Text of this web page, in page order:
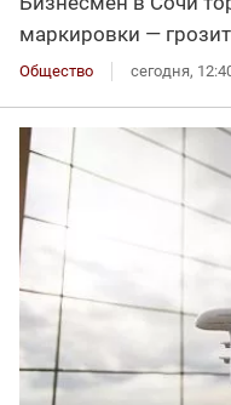
маркировки —
Общество сегодня,